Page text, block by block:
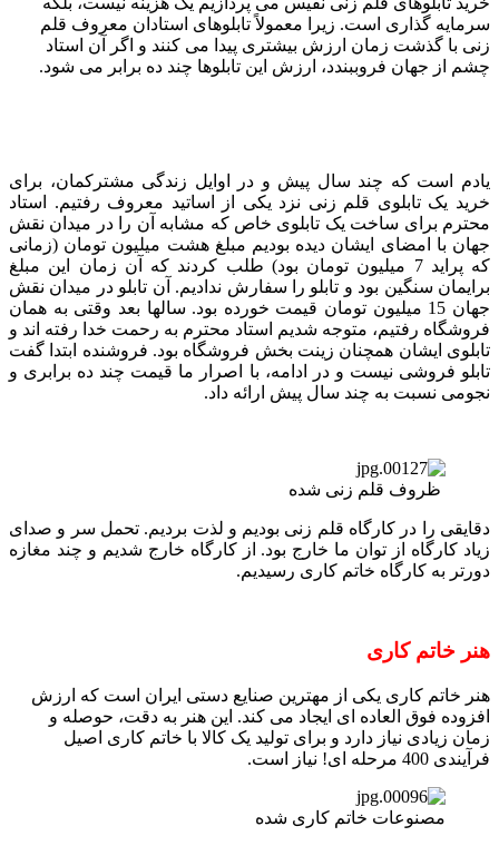
سرمایه گذاری است. زیرا معمولاً تابلوهای استادان معروف قلم
زنی با گذشت زمان ارزش بیشتری پیدا می کنند و اگر آن استاد
چشم از جهان فروببندد، ارزش این تابلوها چند ده برابر می شود.
یادم است که چند سال پیش و در اوایل زندگی مشترکمان، برای
خرید یک تابلوی قلم زنی نزد یکی از اساتید معروف رفتیم. استاد
محترم برای ساخت یک تابلوی خاص که مشابه آن را در میدان نقش
جهان با امضای ایشان دیده بودیم مبلغ هشت میلیون تومان (زمانی
که پراید 7 میلیون تومان بود) طلب کردند که آن زمان این مبلغ
برایمان سنگین بود و تابلو را سفارش ندادیم. آن تابلو در میدان نقش
جهان 15 میلیون تومان قیمت خورده بود. سالها بعد وقتی به همان
فروشگاه رفتیم، متوجه شدیم استاد محترم به رحمت خدا رفته اند و
تابلوی ایشان همچنان زینت بخش فروشگاه بود. فروشنده ابتدا گفت
تابلو فروشی نیست و در ادامه، با اصرار ما قیمت چند ده برابری و
نجومی نسبت به چند سال پیش ارائه داد.
ظروف قلم زنی شده
دقایقی را در کارگاه قلم زنی بودیم و لذت بردیم. تحمل سر و صدای
زیاد کارگاه از توان ما خارج بود. از کارگاه خارج شدیم و چند مغازه
دورتر به کارگاه خاتم کاری رسیدیم.
هنر خاتم کاری
هنر خاتم کاری یکی از مهترین صنایع دستی ایران است که ارزش
افزوده فوق العاده ای ایجاد می کند. این هنر به دقت، حوصله و
زمان زیادی نیاز دارد و برای تولید یک کالا با خاتم کاری اصیل
فرآیندی 400 مرحله ای! نیاز است.
مصنوعات خاتم کاری شده